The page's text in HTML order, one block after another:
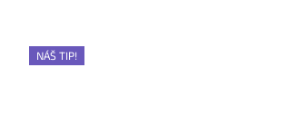
NÁŠ TIP!